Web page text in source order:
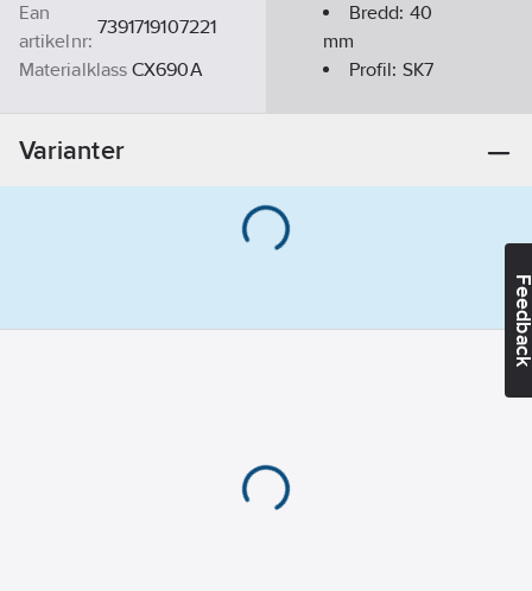
Ean
artikelnr:
7391719107221
Materialklass CX690A
Bredd: 40
mm
Profil: SK7
Varianter